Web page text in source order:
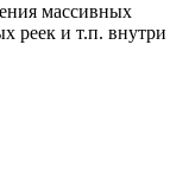
массивных
реек и т.п. внутри